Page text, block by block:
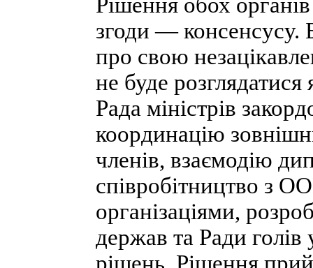
згоди — консенсусу.
про свою
не буде
Рада міністрів
координацію
членів, взаємодію
співробітництво з
організаціями,
держав та Ради голів